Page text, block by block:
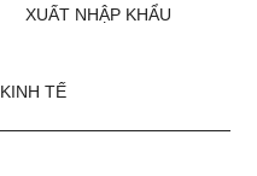
XUẤT NHẬP KHẨU
KINH TẾ